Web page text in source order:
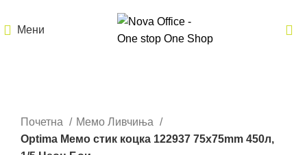
Мени
Почетна
Мемо Ливчиња
Optima Мемо стик коцка 122937 75x75mm 450л,